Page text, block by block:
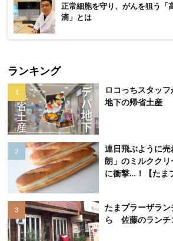
正常細胞を守り、がんを狙う「
滴」とは
ランキング
ロコっちスタッ
地下の帰省土産
連日飛ぶように
朗」のミルクク
に衝撃…！【たま
たまプラーザラ
ら 佐藤のランチ